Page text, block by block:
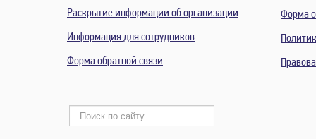
Раскрытие информации об организации
Информация для сотрудников
Форма обратной связи
Форма